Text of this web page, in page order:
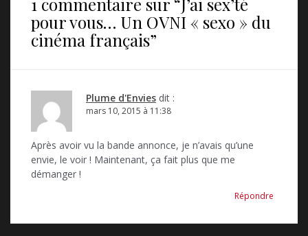
a
pour vous… Un OVNI « sexo » du
cinéma français”
Plume d'Envies dit :
mars 10, 2015 à 11:38
Après avoir vu la bande annonce, je n’avais qu’une
envie, le voir ! Maintenant, ça fait plus que me
démanger !
Répondre